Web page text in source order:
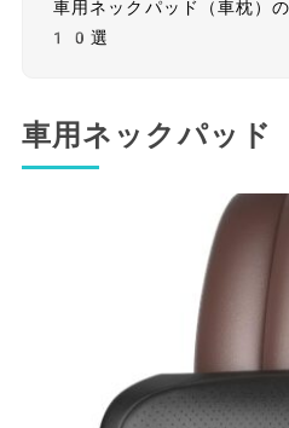
車用ネックパッド（車枕）
10選
車用ネックパッド